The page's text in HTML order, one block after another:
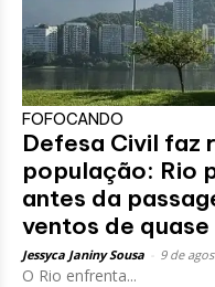
FOFOCANDO
Defesa Civil faz
população: Rio
antes da
ventos de
Jessyca Janiny Sousa 9 de
O Rio enfrenta...